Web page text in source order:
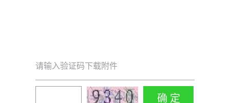
请输入验证码下载附件